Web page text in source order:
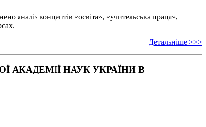
аналіз концептів «освіта», «учительська праця»,
Детальніше >>>
АКАДЕМІЇ НАУК УКРАЇНИ В